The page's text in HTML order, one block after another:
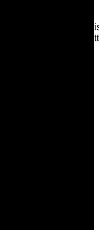
weltbekannten
zu